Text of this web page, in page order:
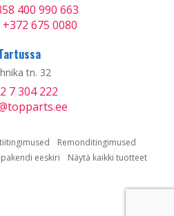
400 990 663
675 0080
tn. 32
7 304 222
Remonditingimused
eeskiri Näytä kaikki tuotteet